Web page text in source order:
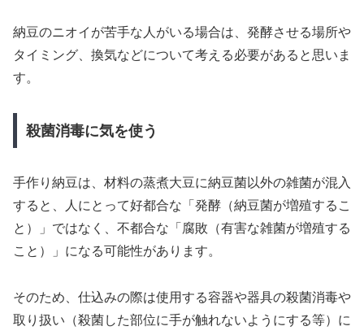
納豆のニオイが苦手な人がいる場合は、発酵させる場所や
タイミング、換気などについて考える必要があると思いま
す。
殺菌消毒に気を使う
手作り納豆は、材料の蒸煮大豆に納豆菌以外の雑菌が混入
すると、人にとって好都合な「発酵（納豆菌が増殖するこ
と）」ではなく、不都合な「腐敗（有害な雑菌が増殖する
こと）」になる可能性があります。
そのため、仕込みの際は使用する容器や器具の殺菌消毒や
取り扱い（殺菌した部位に手が触れないようにする等）に